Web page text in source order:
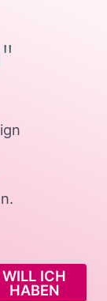
WILL ICH
HABEN